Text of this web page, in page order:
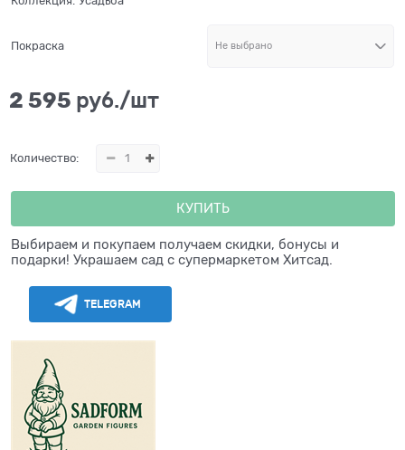
Покраска
2 595 руб./шт
Количество:
КУПИТЬ
Выбираем и покупаем получаем скидки, бонусы и
подарки! Украшаем сад с супермаркетом Хитсад.
TELEGRAM